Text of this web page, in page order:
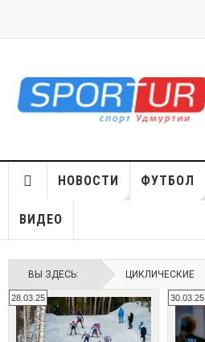
НОВОСТИ ФУТБОЛ
ВИДЕО
ВЫ ЗДЕСЬ: ЦИКЛИЧЕСКИЕ
28.03.25 30.03.25